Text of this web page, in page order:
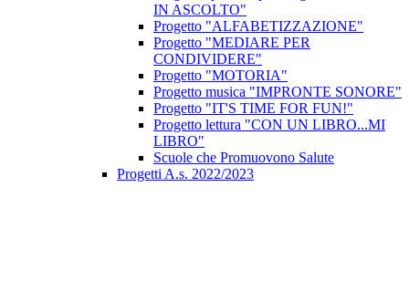
IN ASCOLTO"
Progetto "ALFABETIZZAZIONE"
Progetto "MEDIARE PER
CONDIVIDERE"
Progetto "MOTORIA"
Progetto musica "IMPRONTE SONORE"
Progetto "IT'S TIME FOR FUN!"
Progetto lettura "CON UN LIBRO...MI
LIBRO"
Scuole che Promuovono Salute
Progetti A.s. 2022/2023